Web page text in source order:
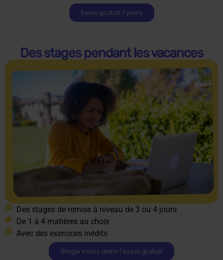
Essai gratuit 7 jours
Des stages pendant les vacances
Des stages de remise à niveau de 3 ou 4 jours
De 1 à 4 matières au choix
Avec des exercices inédits
Stage inclus dans l'essai gratuit